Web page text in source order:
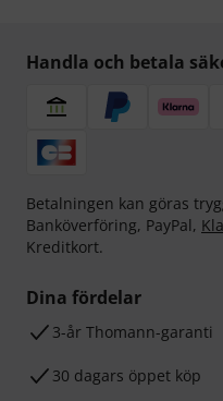
Handla och betala
Betalningen kan göras
Banköverföring, PayPal,
Kreditkort.
Dina fördelar
3-år Thomann-garanti
30 dagars öppet köp